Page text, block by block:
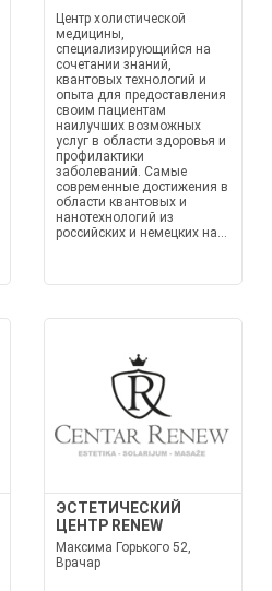
Центр холистической
медицины,
специализирующийся на
сочетании знаний,
квантовых технологий и
опыта для предоставления
своим пациентам
наилучших возможных
услуг в области здоровья и
профилактики
заболеваний. Самые
современные достижения в
области квантовых и
нанотехнологий из
российских и немецких на...
ЭСТЕТИЧЕСКИЙ
ЦЕНТР RENEW
Максима Горького 52,
Врачар